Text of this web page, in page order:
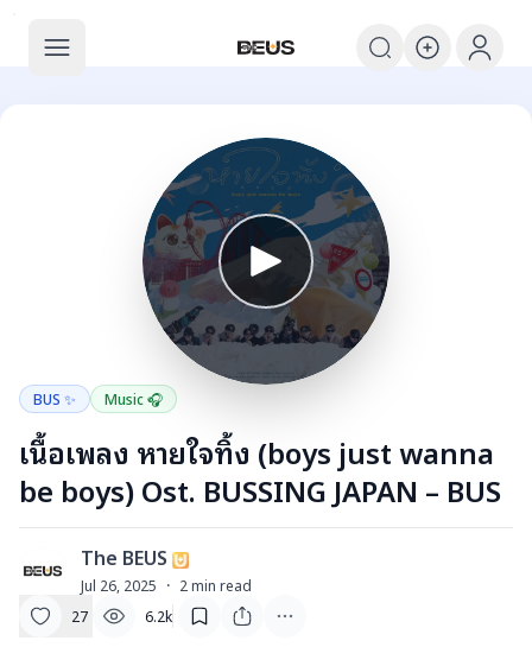
The BEUS
The BEUS - แหล่งรวมชุมชนแฟนค
BUS ✨ Music 🎧
เนื้อเพลง หายใจทิ้ง (boys just wanna
be boys) Ost. BUSSING JAPAN – BUS
T The BEUS
Jul 26, 2025 · 2min read
27
6.2k